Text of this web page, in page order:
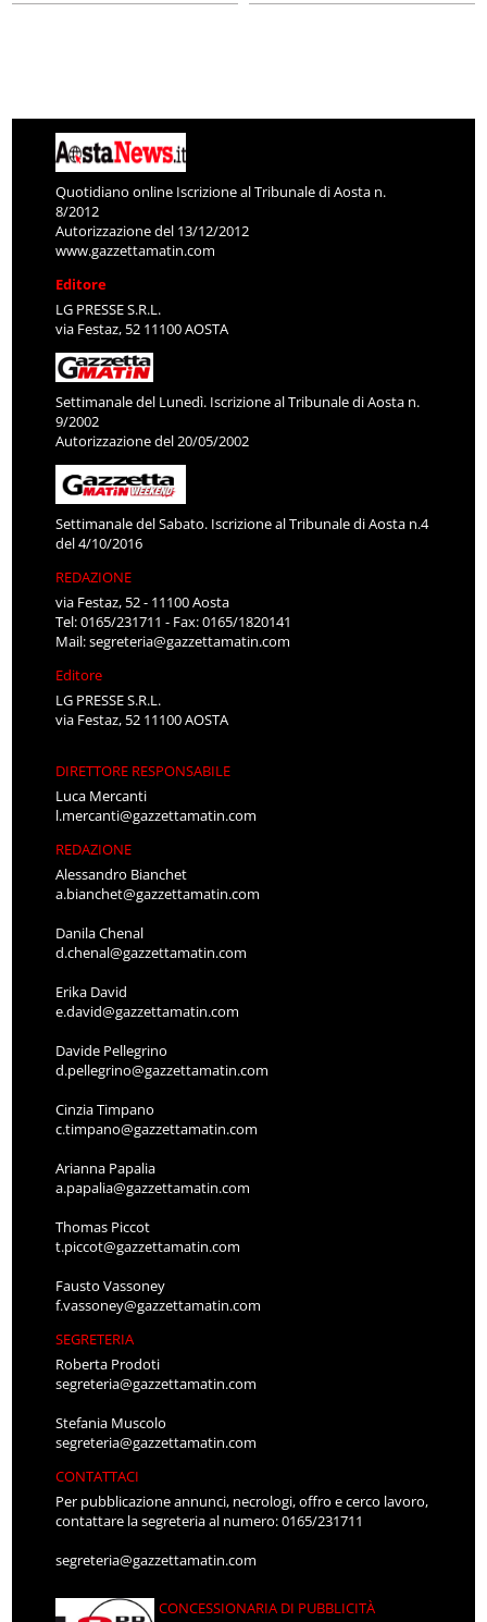
Quotidiano online Iscrizione al Tribunale di Aosta n.
8/2012
Autorizzazione del 13/12/2012
www.gazzettamatin.com
Editore
LG PRESSE S.R.L.
via Festaz, 52 11100 AOSTA
Settimanale del Lunedì. Iscrizione al Tribunale di Aosta n.
9/2002
Autorizzazione del 20/05/2002
Settimanale del Sabato. Iscrizione al Tribunale di Aosta n.4
del 4/10/2016
REDAZIONE
via Festaz, 52 - 11100 Aosta
Tel: 0165/231711 - Fax: 0165/1820141
Mail:segreteria@gazzettamatin.com
Editore
LG PRESSE S.R.L.
via Festaz, 52 11100 AOSTA
DIRETTORE RESPONSABILE
Luca Mercanti
l.mercanti@gazzettamatin.com
REDAZIONE
Alessandro Bianchet
a.bianchet@gazzettamatin.com
Danila Chenal
d.chenal@gazzettamatin.com
Erika David
e.david@gazzettamatin.com
Davide Pellegrino
d.pellegrino@gazzettamatin.com
Cinzia Timpano
c.timpano@gazzettamatin.com
Arianna Papalia
a.papalia@gazzettamatin.com
Thomas Piccot
t.piccot@gazzettamatin.com
Fausto Vassoney
f.vassoney@gazzettamatin.com
SEGRETERIA
Roberta Prodoti
segreteria@gazzettamatin.com
Stefania Muscolo
segreteria@gazzettamatin.com
CONTATTACI
Per pubblicazione annunci, necrologi, offro e cerco lavoro,
contattare la segreteria al numero: 0165/231711
segreteria@gazzettamatin.com
CONCESSIONARIA DI PUBBLICITÀ